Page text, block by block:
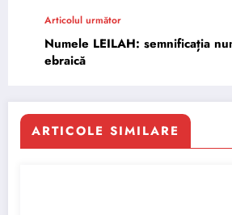
Articolul următor
Numele LEILAH: semnificația
ebraică
ARTICOLE SIMILARE